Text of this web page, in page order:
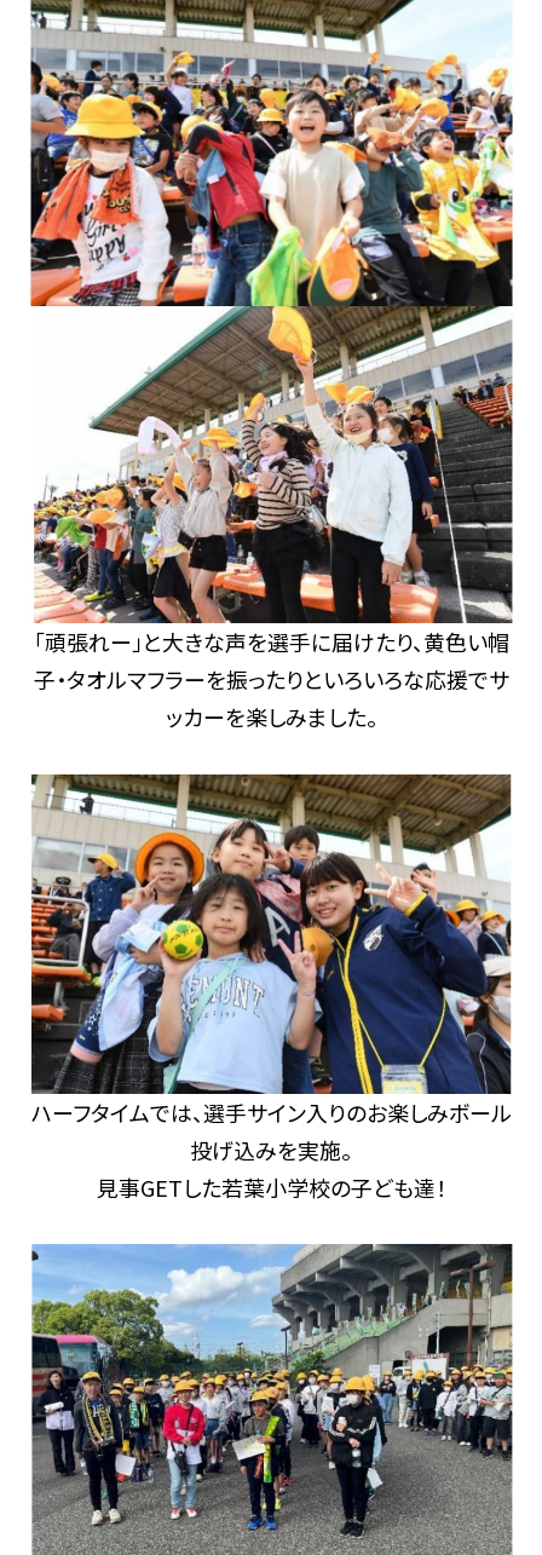
「頑張れー」と大きな声を選手に届けたり、黄色い帽
子・タオルマフラーを振ったりといろいろな応援でサ
ッカーを楽しみました。
ハーフタイムでは、選手サイン入りのお楽しみボール
投げ込みを実施。
見事GETした若葉小学校の子ども達！